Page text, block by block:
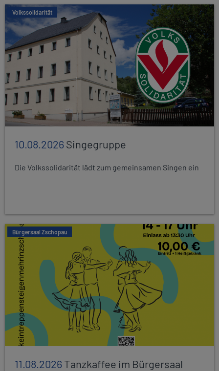
Volkssolidarität
10.08.2026Singegruppe
Die Volkssolidarität lädt zum gemeinsamen Singen ein
Bürgersaal Zschopau
11.08.2026Tanzkaffee im Bürgersaal